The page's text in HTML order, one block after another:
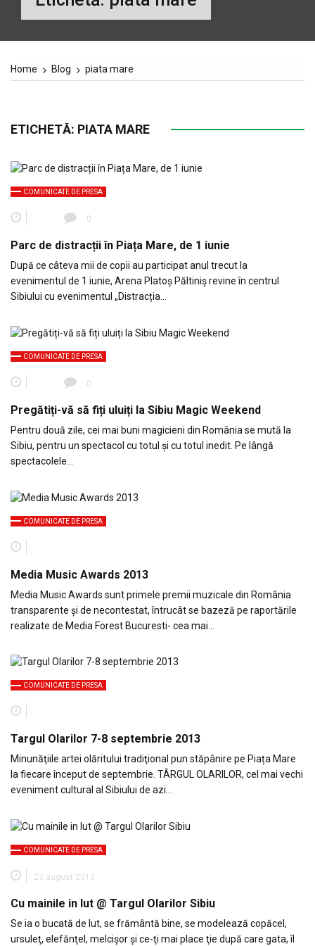
Home Blog piata mare
ETICHETĂ: PIATA MARE
COMUNICATE DE PRESA
0
Parc de distracții în Piața Mare, de 1 iunie
După ce câteva mii de copii au participat anul trecut la
evenimentul de 1 iunie, Arena Platoș Păltiniș revine în centrul
Sibiului cu evenimentul „Distracția…
COMUNICATE DE PRESA
0
Pregătiți-vă să fiți uluiți la Sibiu Magic Weekend
Pentru două zile, cei mai buni magicieni din România se mută la
Sibiu, pentru un spectacol cu totul și cu totul inedit. Pe lângă
spectacolele…
COMUNICATE DE PRESA
Media Music Awards 2013
Media Music Awards sunt primele premii muzicale din România
transparente şi de necontestat, întrucât se bazeză pe raportările
realizate de Media Forest Bucuresti- cea mai…
COMUNICATE DE PRESA
Targul Olarilor 7-8 septembrie 2013
Minunăţiile artei olăritului tradiţional pun stăpânire pe Piața Mare
la fiecare început de septembrie. TÂRGUL OLARILOR, cel mai vechi
eveniment cultural al Sibiului de azi…
COMUNICATE DE PRESA
23 august 2013
Cu mainile in lut @ Targul Olarilor Sibiu
Se ia o bucată de lut, se frământă bine, se modelează copăcel,
ursuleţ, elefănţel, melcişor şi ce-ţi mai place ţie după care gata, îl